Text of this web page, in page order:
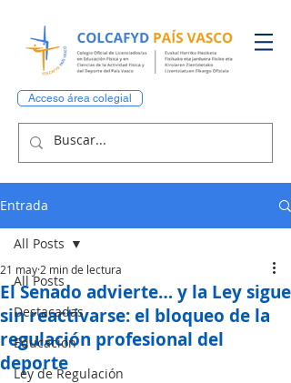
Acceso área colegial
Entrada
All Posts
Destacadas
Educación
Ley de Regulación
All Posts
El Senado advierte… y la Ley sigue
sin reactivarse: el bloqueo de la
regulación profesional del
deporte
21 may 2 min de lectura